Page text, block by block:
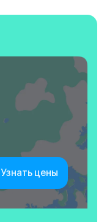
Узнать цены